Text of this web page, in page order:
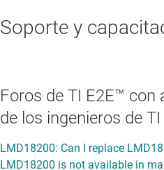
Soporte y
Foros de TI E2E™
de los ingenieros de TI